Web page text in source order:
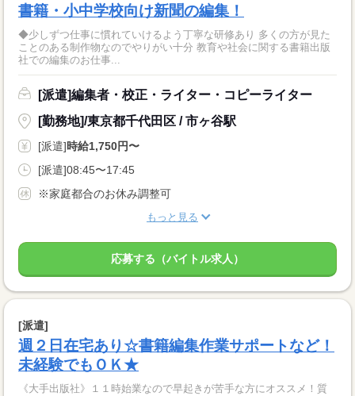
書籍・小中学校向け新聞の編集！
◆少しずつ仕事に慣れていけるよう丁寧な研修あり 多くの方が見た
ことのある制作物なのでやりがい十分 教育や社会に関する書籍出版
社での編集のお仕事...
[派遣]編集者・校正・ライター・コピーライター
[勤務地]/東京都千代田区 / 市ヶ谷駅
[派遣]時給1,750円〜
[派遣]08:45〜17:45
※家庭都合のお休み調整可
もっと見る
応募する（バイトル求人）
[派遣]
週２日在宅あり☆書籍編集作業サポートなど！
未経験でもＯＫ★
《大手出版社》１１時始業なので早起きが苦手な方にオススメ！質